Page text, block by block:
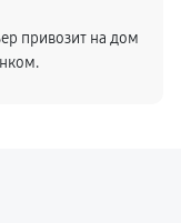
привозит на дом